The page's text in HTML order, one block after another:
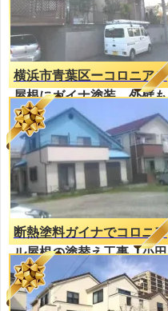
横浜市青葉区ーコロニアル
屋根にガイナ塗装、外壁も
防水塗装
断熱塗料ガイナでコロニア
ル屋根の塗替え工事【小田
原市】